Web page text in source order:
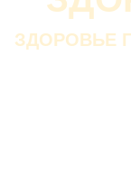
ЗДОРОВЬЕ